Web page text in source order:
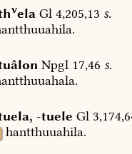
vela Gl 4,205,13 s.
Npgl 17,46 s.
, -tuele Gl
hantthuuahila.